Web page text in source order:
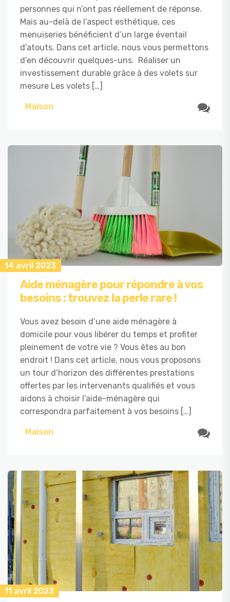
personnes qui n’ont pas réellement de réponse.
Mais au-delà de l’aspect esthétique, ces
menuiseries bénéficient d’un large éventail
d’atouts. Dans cet article, nous vous permettons
d’en découvrir quelques-uns. Réaliser un
investissement durable grâce à des volets sur
mesure Les volets […]
Maison
14 avril 2023
Aide ménagère pour répondre à vos
besoins : trouvez la perle rare !
Vous avez besoin d’une aide ménagère à
domicile pour vous libérer du temps et profiter
pleinement de votre vie ? Vous êtes au bon
endroit ! Dans cet article, nous vous proposons
un tour d’horizon des différentes prestations
offertes par les intervenants qualifiés et vous
aidons à choisir l’aide-ménagère qui
correspondra parfaitement à vos besoins […]
Maison
11 avril 2023